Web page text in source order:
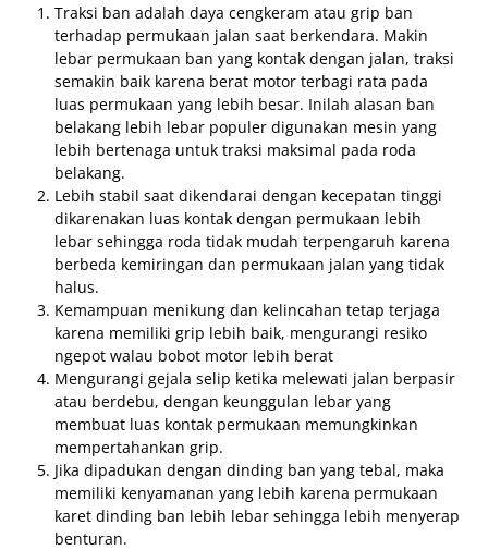
Traksi ban adalah daya cengkeram atau grip ban
terhadap permukaan jalan saat berkendara. Makin
lebar permukaan ban yang kontak dengan jalan, traksi
semakin baik karena berat motor terbagi rata pada
luas permukaan yang lebih besar. Inilah alasan ban
belakang lebih lebar populer digunakan mesin yang
lebih bertenaga untuk traksi maksimal pada roda
belakang.
Lebih stabil saat dikendarai dengan kecepatan tinggi
dikarenakan luas kontak dengan permukaan lebih
lebar sehingga roda tidak mudah terpengaruh karena
berbeda kemiringan dan permukaan jalan yang tidak
halus.
Kemampuan menikung dan kelincahan tetap terjaga
karena memiliki grip lebih baik, mengurangi resiko
ngepot walau bobot motor lebih berat
Mengurangi gejala selip ketika melewati jalan berpasir
atau berdebu, dengan keunggulan lebar yang
membuat luas kontak permukaan memungkinkan
mempertahankan grip.
Jika dipadukan dengan dinding ban yang tebal, maka
memiliki kenyamanan yang lebih karena permukaan
karet dinding ban lebih lebar sehingga lebih menyerap
benturan.